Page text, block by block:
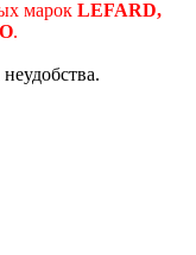
марок LEFARD,
.